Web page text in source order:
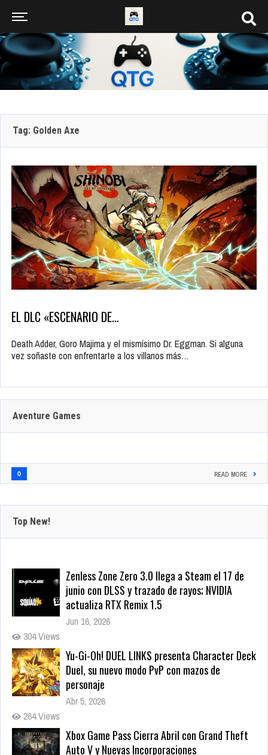
Tag: Golden Axe
EL DLC «ESCENARIO DE…
Death Adder, Goro Majima y el mismísimo Dr. Eggman. Si alguna
vez soñaste con enfrentarte a los villanos más…
Aventure Games
0 READ MORE
Top New!
Zenless Zone Zero 3.0 llega a Steam el 17 de
junio con DLSS y trazado de rayos; NVIDIA
actualiza RTX Remix 1.5
Jun 16, 2026
304 Views
Yu-Gi-Oh! DUEL LINKS presenta Character Deck
Duel, su nuevo modo PvP con mazos de
personaje
Abr 5, 2026
264 Views
Xbox Game Pass Cierra Abril con Grand Theft
Auto V y Nuevas Incorporaciones